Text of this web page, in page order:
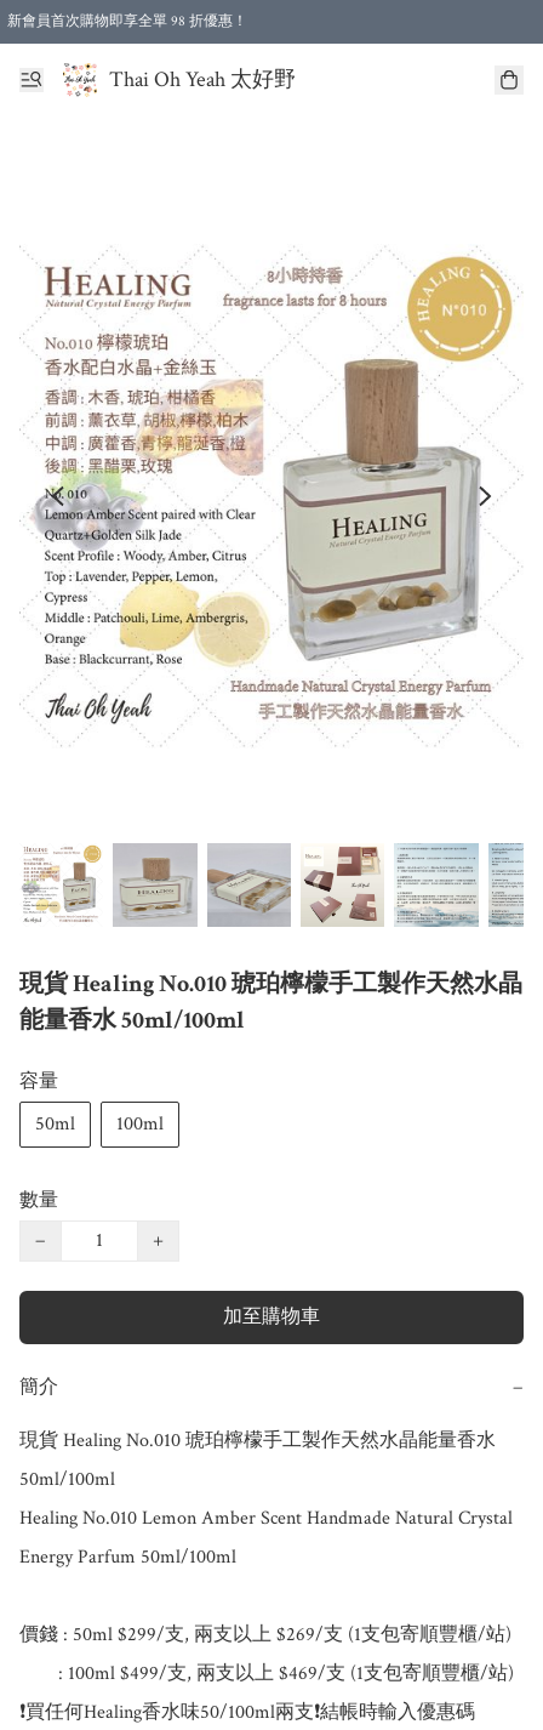
新會員首次購物即享全單 98 折優惠！
特選會員可享全單低至 96 折優惠！
Thai Oh Yeah 太好野
現貨 Healing No.010 琥珀檸檬手工製作天然水晶
能量香水 50ml/100ml
容量
50ml
100ml
數量
−
+
加至購物車
簡介 −
現貨 Healing No.010 琥珀檸檬手工製作天然水晶能量香水
50ml/100ml
Healing No.010 Lemon Amber Scent Handmade Natural Crystal
Energy Parfum 50ml/100ml
價錢 : 50ml $299/支, 兩支以上 $269/支 (1支包寄順豐櫃/站)
❗買任何Healing香水味50/100ml兩支❗結帳時輸入優惠碼